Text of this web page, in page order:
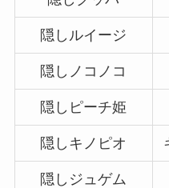
隠しルイージ
隠しノコノコ
隠しピーチ姫
隠しキノピオ
隠しジュゲム